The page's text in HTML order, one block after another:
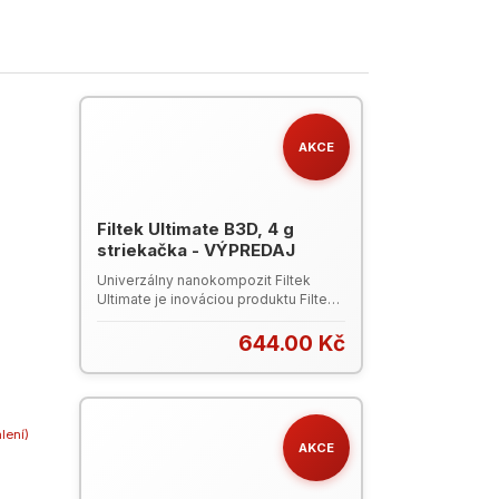
AKCE
Filtek Ultimate B3D, 4 g
striekačka - VÝPREDAJ
Univerzálny nanokompozit Filtek
Ultimate je inováciou produktu Filtek
leštiteľnosťou a následným
zachovaním dlhodobého lesku a
fluorescencie, je nelepivý a ľahko
tvarovateľný s mimoriadnou
katalog 3M ESPE (PDF, 8 MB)
644.00 Kč
AKCE